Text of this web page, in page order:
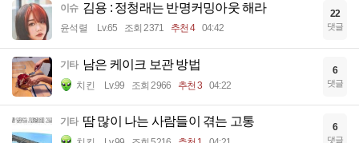
이슈 김용 : 정청래는 반명커밍아웃 해라
윤석렬 Lv.65 조회 2371 추천 4 04:42
22
댓글
기타 남은 케이크 보관 방법
치킨 Lv.99 조회 2966 추천 3 04:22
6
댓글
기타 땀 많이 나는 사람들이 겪는 고통 6
댓글